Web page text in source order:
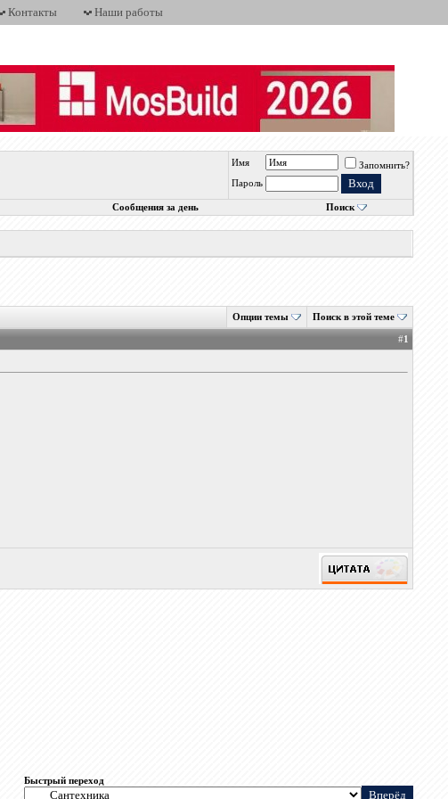
Контакты Наши работы
Имя
Запомнить?
Пароль
Сообщения за день Поиск
Опции темы Поиск в этой теме
#1
Быстрый переход